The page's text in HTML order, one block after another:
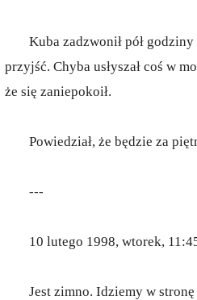
Kuba zadzwonił pół
przyjść. Chyba usłyszał coś w
że się zaniepokoił.
Powiedział, że będzie za
---
10 lutego 1998, wtorek,
Jest zimno. Idziemy w